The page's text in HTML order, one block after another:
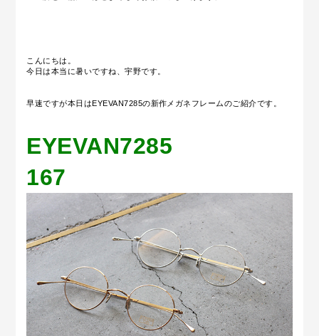
こんにちは。
今日は本当に暑いですね、宇野です。
早速ですが本日はEYEVAN7285の新作メガネフレームのご紹介です。
EYEVAN7285
167